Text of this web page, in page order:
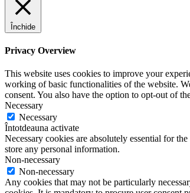
Închide
Privacy Overview
This website uses cookies to improve your
working of basic functionalities of the website.
consent. You also have the option to opt-out of
Necessary
Necessary
Întotdeauna activate
Necessary cookies are absolutely essential for
store any personal information.
Non-necessary
Non-necessary
Any cookies that may not be particularly